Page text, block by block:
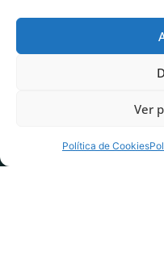
Ver
Política de Cookies